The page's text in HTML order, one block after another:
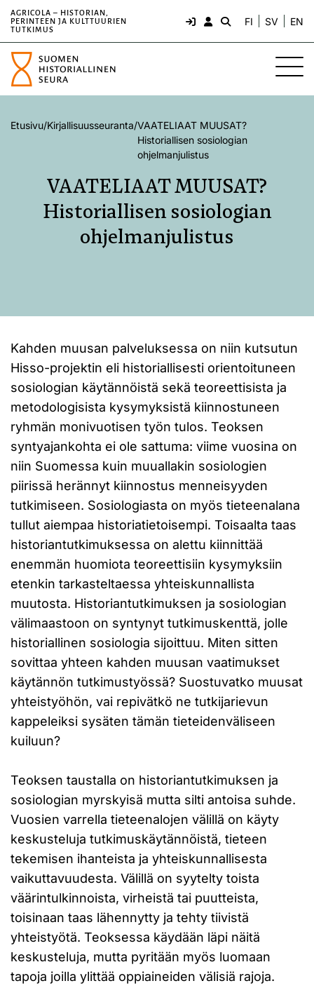
AGRICOLA – HISTORIAN,
PERINTEEN JA KULTTUURIEN
TUTKIMUS
FI SV EN
Etusivu/Kirjallisuusseuranta/VAATELIAAT MUUSAT?
Historiallisen sosiologian
ohjelmanjulistus
VAATELIAAT MUUSAT?
Historiallisen sosiologian
ohjelmanjulistus
Kahden muusan palveluksessa on niin kutsutun
Hisso-projektin eli historiallisesti orientoituneen
sosiologian käytännöistä sekä teoreettisista ja
metodologisista kysymyksistä kiinnostuneen
ryhmän monivuotisen työn tulos. Teoksen
syntyajankohta ei ole sattuma: viime vuosina on
niin Suomessa kuin muuallakin sosiologien
piirissä herännyt kiinnostus menneisyyden
tutkimiseen. Sosiologiasta on myös tieteenalana
tullut aiempaa historiatietoisempi. Toisaalta taas
historiantutkimuksessa on alettu kiinnittää
enemmän huomiota teoreettisiin kysymyksiin
etenkin tarkasteltaessa yhteiskunnallista
muutosta. Historiantutkimuksen ja sosiologian
välimaastoon on syntynyt tutkimuskenttä, jolle
historiallinen sosiologia sijoittuu. Miten sitten
sovittaa yhteen kahden muusan vaatimukset
käytännön tutkimustyössä? Suostuvatko muusat
yhteistyöhön, vai repivätkö ne tutkijarievun
kappeleiksi sysäten tämän tieteidenväliseen
kuiluun?
Teoksen taustalla on historiantutkimuksen ja
sosiologian myrskyisä mutta silti antoisa suhde.
Vuosien varrella tieteenalojen välillä on käyty
keskusteluja tutkimuskäytännöistä, tieteen
tekemisen ihanteista ja yhteiskunnallisesta
vaikuttavuudesta. Välillä on syytelty toista
väärintulkinnoista, virheistä tai puutteista,
toisinaan taas lähennytty ja tehty tiivistä
yhteistyötä. Teoksessa käydään läpi näitä
keskusteluja, mutta pyritään myös luomaan
tapoja joilla ylittää oppiaineiden välisiä rajoja.